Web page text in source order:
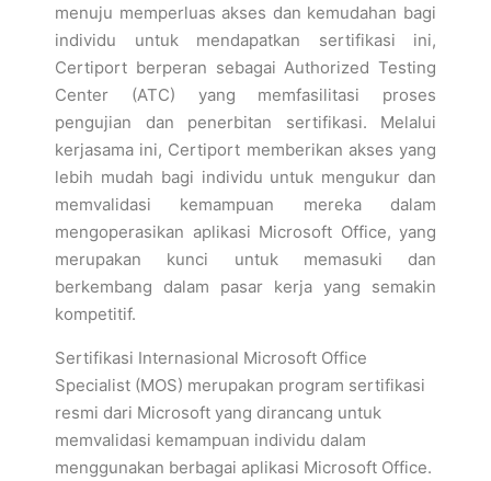
menuju memperluas akses dan kemudahan bagi
individu untuk mendapatkan sertifikasi ini,
Certiport berperan sebagai Authorized Testing
Center (ATC) yang memfasilitasi proses
pengujian dan penerbitan sertifikasi. Melalui
kerjasama ini, Certiport memberikan akses yang
lebih mudah bagi individu untuk mengukur dan
memvalidasi kemampuan mereka dalam
mengoperasikan aplikasi Microsoft Office, yang
merupakan kunci untuk memasuki dan
berkembang dalam pasar kerja yang semakin
kompetitif.
Sertifikasi Internasional Microsoft Office
Specialist (MOS) merupakan program sertifikasi
resmi dari Microsoft yang dirancang untuk
memvalidasi kemampuan individu dalam
menggunakan berbagai aplikasi Microsoft Office.